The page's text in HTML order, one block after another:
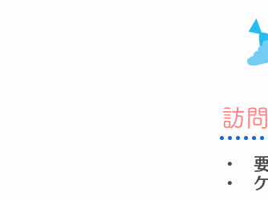
訪
・
・